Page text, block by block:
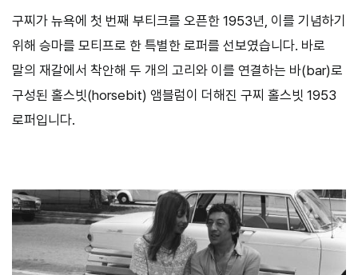
구찌가 뉴욕에 첫 번째 부티크를 오픈한 1953년, 이를 기념하기
위해 승마를 모티프로 한 특별한 로퍼를 선보였습니다. 바로
말의 재갈에서 착안해 두 개의 고리와 이를 연결하는 바(bar)로
구성된 홀스빗(horsebit) 앰블럼이 더해진 구찌 홀스빗 1953
로퍼입니다.